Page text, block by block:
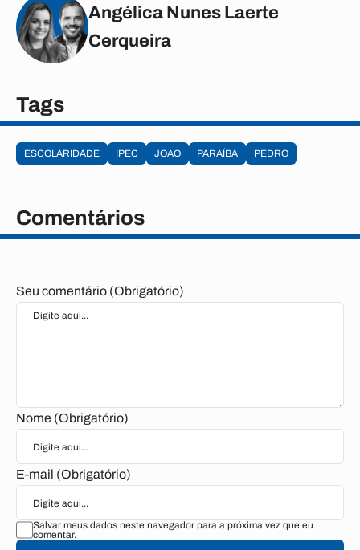
Angélica Nunes Laerte
Cerqueira
Tags
ESCOLARIDADE IPEC JOAO PARAÍBA PEDRO
Comentários
Seu comentário (Obrigatório)
Nome (Obrigatório)
E-mail (Obrigatório)
Salvar meus dados neste navegador para a próxima vez que eu
comentar.